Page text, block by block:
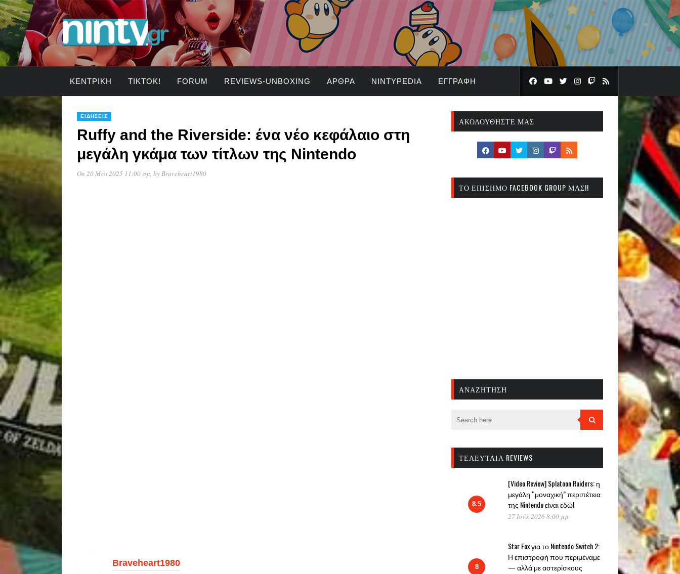
ΚΕΝΤΡΙΚΉ TIKTOK! FORUM REVIEWS-UNBOXING ΆΡΘΡΑ NINTYPEDIA ΕΓΓΡΑΦΉ
ΕΙΔΉΣΕΙΣ
Ruffy and the Riverside: ένα νέο κεφάλαιο στη
μεγάλη γκάμα των τίτλων της Nintendo
On 20 Μάι 2025 11:00 πμ, byBraveheart1980
Braveheart1980
ΑΚΟΛΟΥΘΉΣΤΕ ΜΑΣ
ΤΟ ΕΠΊΣΗΜΟ FACEBOOK GROUP ΜΑΣ!!
ΑΝΑΖΉΤΗΣΗ
ΤΕΛΕΥΤΑΊΑ REVIEWS
8.5
[Video Review] Splatoon Raiders: η
μεγάλη “μοναχική” περιπέτεια
της Nintendo είναι εδώ!
27 Ιούλ 2026 8:00 μμ
8
Star Fox για το Nintendo Switch 2:
Η επιστροφή που περιμέναμε
— αλλά με αστερίσκους